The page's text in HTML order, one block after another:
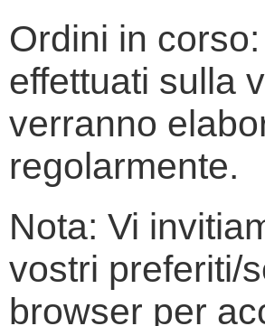
Ordini in
effettuati sulla
verranno
regolarmente.
Nota: Vi
vostri preferiti/
browser per